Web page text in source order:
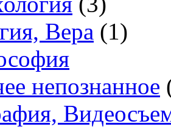
Вера (1)
непознанное